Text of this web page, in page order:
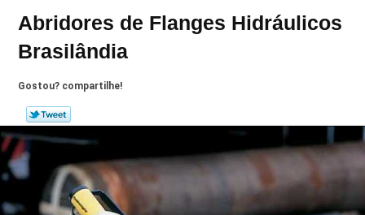
Abridores de Flanges Hidráulicos
Brasilândia
Gostou? compartilhe!